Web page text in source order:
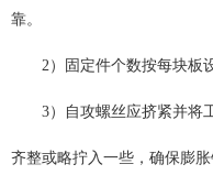
靠。
2）固定件个数按每块板
3）自攻螺丝应挤紧并将
齐整或略拧入一些，确保膨